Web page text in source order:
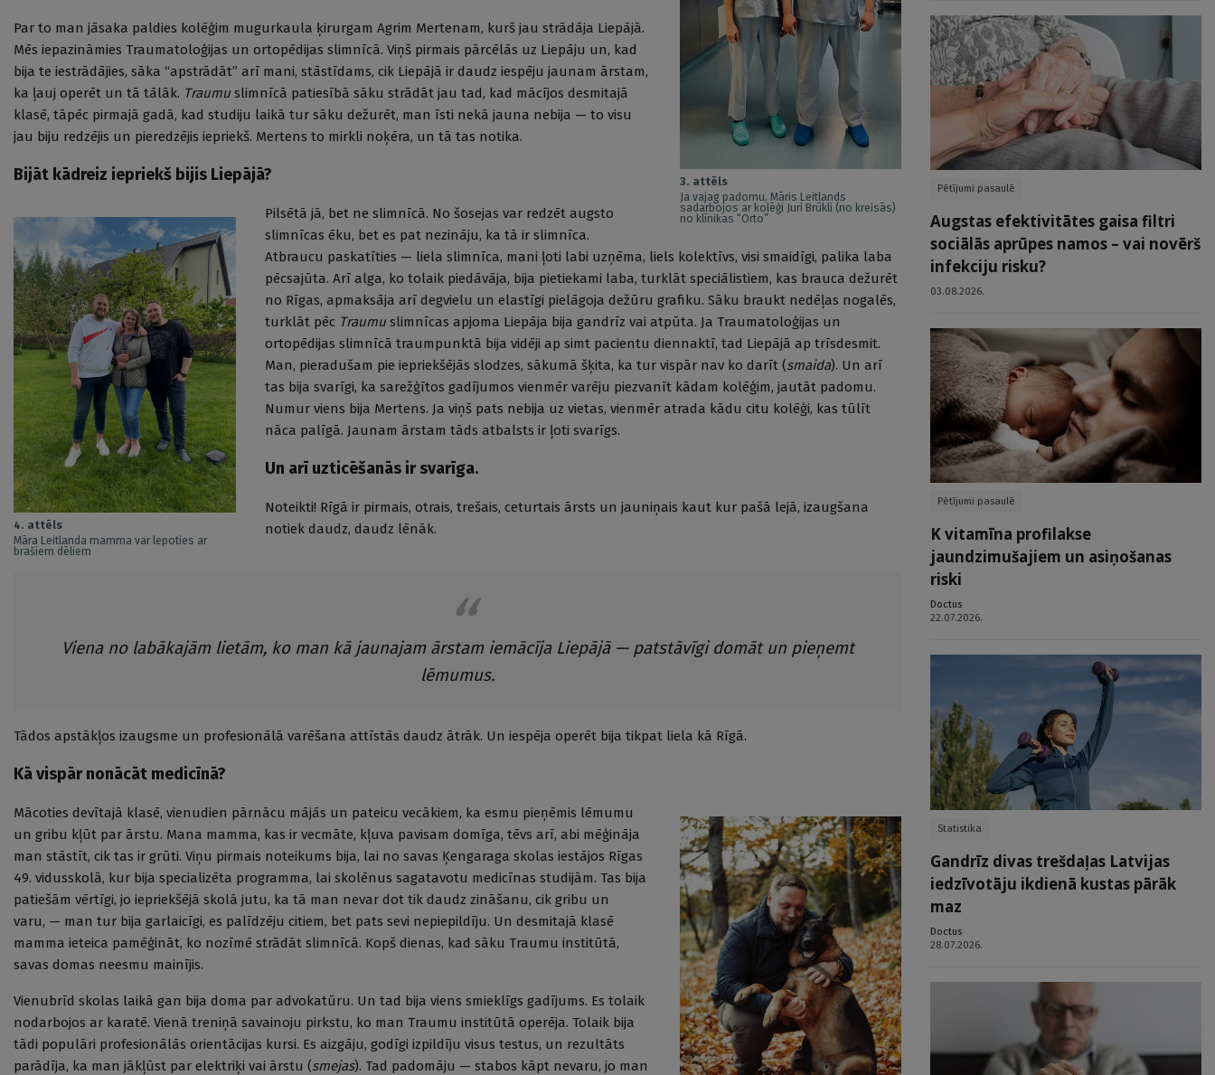
3. attēls
Ja vajag padomu, Māris Leitlands
sadarbojos ar kolēģi Juri Brūkli (no kreisās)
no klīnikas “Orto”
Par to man jāsaka paldies kolēģim mugurkaula ķirurgam Agrim Mertenam, kurš jau strādāja Liepājā.
Mēs iepazināmies Traumatoloģijas un ortopēdijas slimnīcā. Viņš pirmais pārcēlās uz Liepāju un, kad
bija te iestrādājies, sāka “apstrādāt” arī mani, stāstīdams, cik Liepājā ir daudz iespēju jaunam ārstam,
ka ļauj operēt un tā tālāk. Traumu slimnīcā patiesībā sāku strādāt jau tad, kad mācījos desmitajā
klasē, tāpēc pirmajā gadā, kad studiju laikā tur sāku dežurēt, man īsti nekā jauna nebija — to visu
jau biju redzējis un pieredzējis iepriekš. Mertens to mirkli noķēra, un tā tas notika.
Bijāt kādreiz iepriekš bijis Liepājā?
4. attēls
Māra Leitlanda mamma var lepoties ar
brašiem dēliem
Pilsētā jā, bet ne slimnīcā. No šosejas var redzēt augsto
slimnīcas ēku, bet es pat nezināju, ka tā ir slimnīca.
Atbraucu paskatīties — liela slimnīca, mani ļoti labi uzņēma, liels kolektīvs, visi smaidīgi, palika laba
pēcsajūta. Arī alga, ko tolaik piedāvāja, bija pietiekami laba, turklāt speciālistiem, kas brauca dežurēt
no Rīgas, apmaksāja arī degvielu un elastīgi pielāgoja dežūru grafiku. Sāku braukt nedēļas nogalēs,
turklāt pēc Traumuslimnīcas apjoma Liepāja bija gandrīz vai atpūta. Ja Traumatoloģijas un
ortopēdijas slimnīcā traumpunktā bija vidēji ap simt pacientu diennaktī, tad Liepājā ap trīsdesmit.
Man, pieradušam pie iepriekšējās slodzes, sākumā šķita, ka tur vispār nav ko darīt (smaida). Un arī
tas bija svarīgi, ka sarežģītos gadījumos vienmēr varēju piezvanīt kādam kolēģim, jautāt padomu.
Numur viens bija Mertens. Ja viņš pats nebija uz vietas, vienmēr atrada kādu citu kolēģi, kas tūlīt
nāca palīgā. Jaunam ārstam tāds atbalsts ir ļoti svarīgs.
Un arī uzticēšanās ir svarīga.
Noteikti! Rīgā ir pirmais, otrais, trešais, ceturtais ārsts un jauniņais kaut kur pašā lejā, izaugšana
notiek daudz, daudz lēnāk.
Viena no labākajām lietām, ko man kā jaunajam ārstam iemācīja Liepājā — patstāvīgi domāt un pieņemt
lēmumus.
Tādos apstākļos izaugsme un profesionālā varēšana attīstās daudz ātrāk. Un iespēja operēt bija tikpat liela kā Rīgā.
Kā vispār nonācāt medicīnā?
Mācoties devītajā klasē, vienudien pārnācu mājās un pateicu vecākiem, ka esmu pieņēmis lēmumu
un gribu kļūt par ārstu. Mana mamma, kas ir vecmāte, kļuva pavisam domīga, tēvs arī, abi mēģināja
man stāstīt, cik tas ir grūti. Viņu pirmais noteikums bija, lai no savas Ķengaraga skolas iestājos Rīgas
49. vidusskolā, kur bija specializēta programma, lai skolēnus sagatavotu medicīnas studijām. Tas bija
patiešām vērtīgi, jo iepriekšējā skolā jutu, ka tā man nevar dot tik daudz zināšanu, cik gribu un
varu, — man tur bija garlaicīgi, es palīdzēju citiem, bet pats sevi nepiepildīju. Un desmitajā klasē
mamma ieteica pamēģināt, ko nozīmē strādāt slimnīcā. Kopš dienas, kad sāku Traumu institūtā,
savas domas neesmu mainījis.
Vienubrīd skolas laikā gan bija doma par advokatūru. Un tad bija viens smieklīgs gadījums. Es tolaik
nodarbojos ar karatē. Vienā treniņā savainoju pirkstu, ko man Traumu institūtā operēja. Tolaik bija
tādi populāri profesionālās orientācijas kursi. Es aizgāju, godīgi izpildīju visus testus, un rezultāts
parādīja, ka man jākļūst par elektriķi vai ārstu (smejas). Tad padomāju — stabos kāpt nevaru, jo man
Pētījumi pasaulē
Augstas efektivitātes gaisa filtri
sociālās aprūpes namos – vai novērš
infekciju risku?
03.08.2026.
Pētījumi pasaulē
K vitamīna profilakse
jaundzimušajiem un asiņošanas
riski
Doctus
22.07.2026.
Statistika
Gandrīz divas trešdaļas Latvijas
iedzīvotāju ikdienā kustas pārāk
maz
Doctus
28.07.2026.